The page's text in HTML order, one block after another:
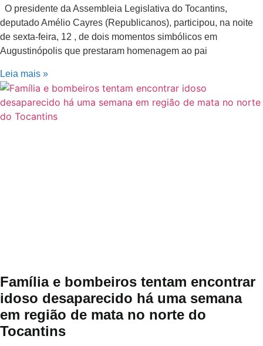
O presidente da Assembleia Legislativa do Tocantins,
deputado Amélio Cayres (Republicanos), participou, na noite
de sexta-feira, 12 , de dois momentos simbólicos em
Augustinópolis que prestaram homenagem ao pai
Leia mais »
Família e bombeiros tentam encontrar
idoso desaparecido há uma semana
em região de mata no norte do
Tocantins